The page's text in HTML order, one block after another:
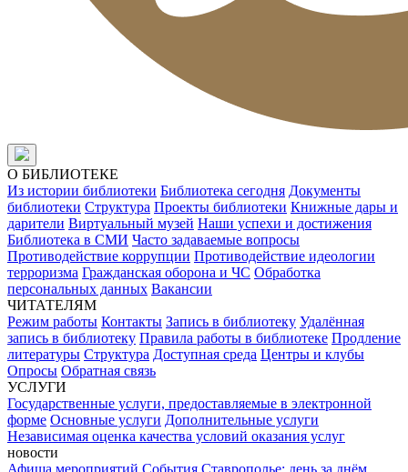
О БИБЛИОТЕКЕ
Из истории библиотеки Библиотека сегодня Документы
библиотеки Структура Проекты библиотеки Книжные дары и
дарители Виртуальный музей Наши успехи и достижения
Библиотека в СМИ Часто задаваемые вопросы
Противодействие коррупции Противодействие идеологии
терроризма Гражданская оборона и ЧС Обработка
персональных данных Вакансии
ЧИТАТЕЛЯМ
Режим работы Контакты Запись в библиотеку Удалённая
запись в библиотеку Правила работы в библиотеке Продление
литературы Структура Доступная среда Центры и клубы
Опросы Обратная связь
УСЛУГИ
Государственные услуги, предоставляемые в электронной
форме Основные услуги Дополнительные услуги
Независимая оценка качества условий оказания услуг
новости
Афиша мероприятий События Ставрополье: день за днём